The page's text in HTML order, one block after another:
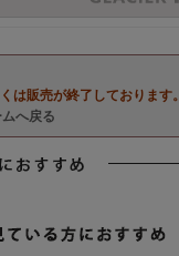
は販売が終了しております。
へ戻る